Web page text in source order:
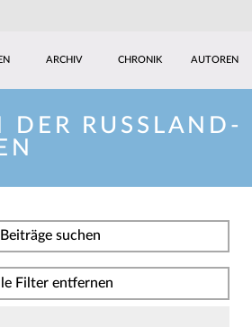
ARCHIV CHRONIK AUTOREN
DER RUSSLAND-
Beiträge suchen
Filter entfernen